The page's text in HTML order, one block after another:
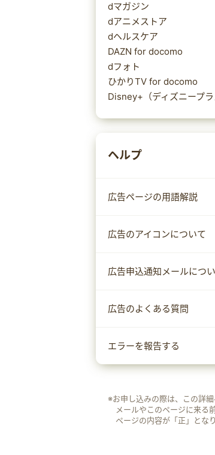
dマガジン
dアニメストア
dヘルスケア
DAZN for docomo
dフォト
ひかりTV for docomo
Disney+（ディズニープラ
ヘルプ
広告ページの用語解説
広告のアイコンについて
広告申込通知メールにつ
広告のよくある質問
エラーを報告する
※お申し込みの際は、この詳
メールやこのページに来る
ページの内容が「正」とな